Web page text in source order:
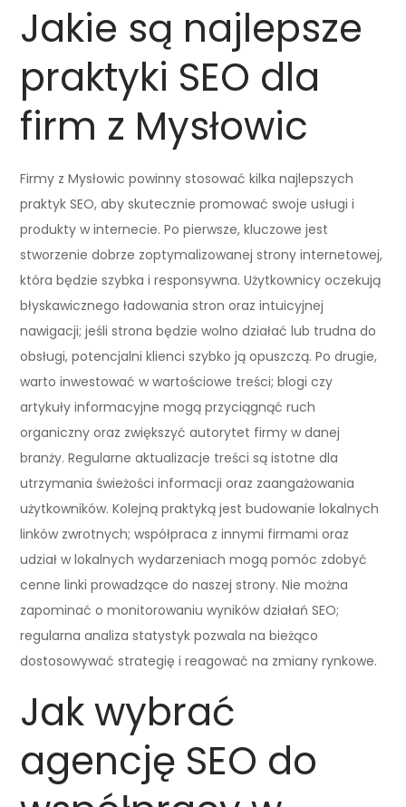
Jakie są najlepsze
praktyki SEO dla
firm z Mysłowic
Firmy z Mysłowic powinny stosować kilka najlepszych
praktyk SEO, aby skutecznie promować swoje usługi i
produkty w internecie. Po pierwsze, kluczowe jest
stworzenie dobrze zoptymalizowanej strony internetowej,
która będzie szybka i responsywna. Użytkownicy oczekują
błyskawicznego ładowania stron oraz intuicyjnej
nawigacji; jeśli strona będzie wolno działać lub trudna do
obsługi, potencjalni klienci szybko ją opuszczą. Po drugie,
warto inwestować w wartościowe treści; blogi czy
artykuły informacyjne mogą przyciągnąć ruch
organiczny oraz zwiększyć autorytet firmy w danej
branży. Regularne aktualizacje treści są istotne dla
utrzymania świeżości informacji oraz zaangażowania
użytkowników. Kolejną praktyką jest budowanie lokalnych
linków zwrotnych; współpraca z innymi firmami oraz
udział w lokalnych wydarzeniach mogą pomóc zdobyć
cenne linki prowadzące do naszej strony. Nie można
zapominać o monitorowaniu wyników działań SEO;
regularna analiza statystyk pozwala na bieżąco
dostosowywać strategię i reagować na zmiany rynkowe.
Jak wybrać
agencję SEO do